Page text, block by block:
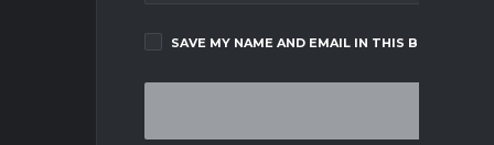
SAVE MY NAME AND EMAIL IN THIS BROWSER